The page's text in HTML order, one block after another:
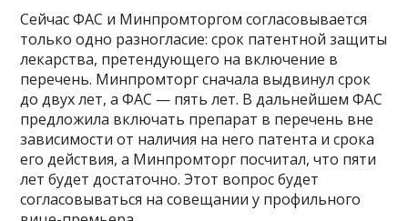
Сейчас ФАС и Минпромторгом согласовывается
только одно разногласие: срок патентной защиты
лекарства, претендующего на включение в
перечень. Минпромторг сначала выдвинул срок
до двух лет, а ФАС — пять лет. В дальнейшем ФАС
предложила включать препарат в перечень вне
зависимости от наличия на него патента и срока
его действия, а Минпромторг посчитал, что пяти
лет будет достаточно. Этот вопрос будет
согласовываться на совещании у профильного